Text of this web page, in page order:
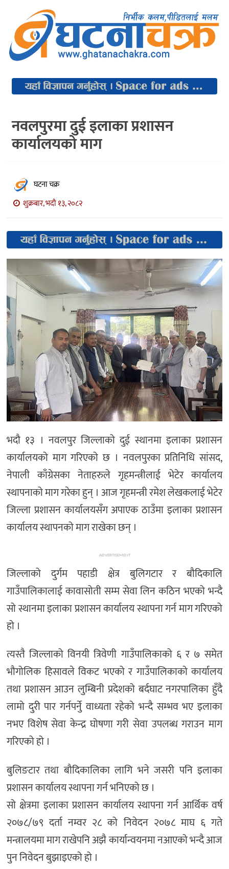
नवलपुरमा दुई इलाका प्रशासन
कार्यालयको माग
घटना चक्र
शुक्रबार, भदौ १३, २०८२
भदौ १३ । नवलपुर जिल्लाको दुई स्थानमा इलाका प्रशासन
कार्यालयको माग गरिएको छ । नवलपुरका प्रतिनिधि सांसद,
नेपाली काँग्रेसका नेताहरुले गृहमन्त्रीलाई भेटेर कार्यालय
स्थापनाको माग गरेका हुन् । आज गृहमन्त्री रमेश लेखकलाई भेटेर
जिल्ला प्रशासन कार्यालयसँग अपाएक ठाउँमा इलाका प्रशासन
कार्यालय स्थापनको माग राखेका छन् ।
ADVERTISEMENT
जिल्लाको दुर्गम पहाडी क्षेत्र बुलिगटार र बौदिकालि
गाउँपालिकालाई कावासोती सम्म सेवा लिन कठिन भएको भन्दै
सो स्थानमा इलाका प्रशासन कार्यालय स्थापना गर्न माग गरिएको
हो ।
त्यस्तै जिल्लाको विनयी त्रिवेणी गाउँपालिकाको ६ र ७ समेत
भौगोलिक हिसावले विकट भएको र गाउँपालिकाको कार्यालय
तथा प्रशासन आउन लुम्बिनी प्रदेशको बर्दघाट नगरपालिका हुँदै
लामो दुरी पार गर्नपर्नुे वाध्यता रहेको भन्दै सम्भव भए इलाका
नभए विशेष सेवा केन्द्र घोषणा गरी सेवा उपलब्ध गराउन माग
गरिएको हो ।
बुलिङटार तथा बौदिकालिका लागि भने जसरी पनि इलाका
प्रशासन कार्यालय स्थापना गर्न भनिएको छ ।
सो क्षेत्रमा इलाका प्रशासन कार्यालय स्थापना गर्न आर्थिक वर्ष
२०७८/७९ दर्ता नम्वर २८ को निवेदन २०७८ माघ ६ गते
मन्त्रालयमा माग राखेपनि अझै कार्यान्वयनमा नआएको भन्दै आज
पुन निवेदन बुझाइएको हो ।